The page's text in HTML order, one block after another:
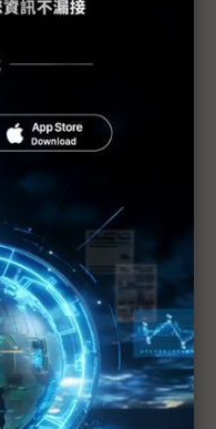
新業務、深耕產
，資拓宏宇也會
，為客戶提供更
通過全公司ISMS
用系統開發周期
工教育訓練等規
、流程、人員等
機制。